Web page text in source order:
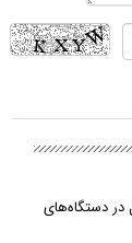
در دستگاه‌های